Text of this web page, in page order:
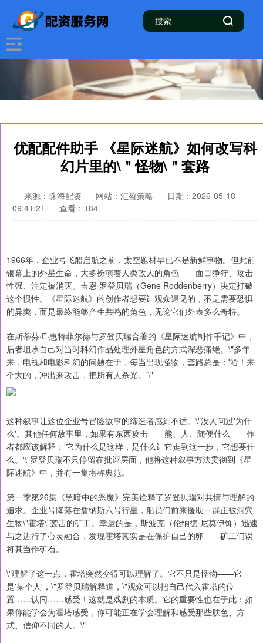
优配配件助手 《星际迷航》如何改写科
幻片里的\＂怪物\＂套路
来源：珠海配资 网站：汇盈策略
日期：2026-05-18
09:41:21
查看：184
1966年，企业号飞船启航之前，太空题材早已不是新鲜事物。但此前
银幕上的外星生命，大多扮演着人类敌人的角色——面目狰狞、攻击
性强、注定被消灭。吉恩·罗登贝瑞（Gene Roddenberry）决定打破
这个惯性。《星际迷航》的创作者想要让观众遇见的，不是需要恐惧
的异类，而是最终能够产生共鸣的角色，无论它们外表多么奇特。
在斯蒂芬·E·惠特菲尔德与罗登贝瑞合著的《星际迷航制作手记》中，
后者坦承自己对当时科幻作品处理外星角色的方式深恶痛绝。\"多年
来，电视和电影科幻的问题在于，每当出现怪物，套路总是：'哈！来
个大的，冲出来攻击，把所有人杀光。'\"
这种叙事让这位企业号冒险故事的缔造者感到不适。\"没人问过'为什
么'。其他任何故事里，如果有东西攻击——熊、人、随便什么——作
者都应该解释：'它为什么是这样，是什么让它走到这一步，它想要什
么。'\"罗登贝瑞不只停留在批评层面，他将这种叙事方法贯彻到《星
际迷航》中，并有一集堪称典范。
第一季第26集《黑暗中的恶魔》完美诠释了罗登贝瑞对共情与理解的
追求。企业号降落在詹纳斯六号行星，船员们前来援助一群正被洞穴
生物\"霍塔\"袭击的矿工。幸运的是，斯波克（伦纳德·尼莫伊饰）迅速
与之进行了心灵融合，发现霍塔其实是在保护自己的卵——矿工们误
将其当作矿石。
\"理解了这一点，霍塔突然变得可以理解了。它不只是怪物——它
是'某个人'，\"罗登贝瑞解释道，\"观众可以把自己代入霍塔的位
置……认同……感受！这就是戏剧的本质。它的重要性也在于此：如
果你能学会为霍塔感受，你可能正在学会理解和感受那些肤色、方
式、信仰不同的人。\"